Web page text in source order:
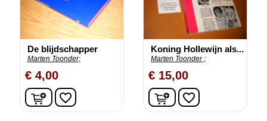
De blijdschapper
Marten Toonder;
€ 4,00
In winkelwagen
favorite_border
Koning Hollewijn als...
Marten Toonder ;
€ 15,00
In winkelwagen
favorite_border